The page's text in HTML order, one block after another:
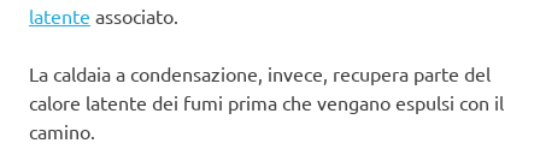
latente associato.
La caldaia a condensazione, invece, recupera parte del
calore latente dei fumi prima che vengano espulsi con il
camino.